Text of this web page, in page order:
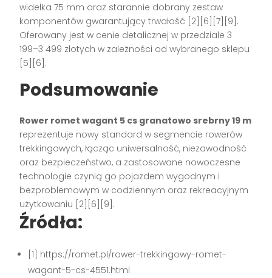
widełka 75 mm oraz starannie dobrany zestaw
komponentów gwarantujący trwałość [2][6][7][9] .
Oferowany jest w cenie detalicznej w przedziale 3
199–3 499 złotych w zależności od wybranego sklepu
[5][6] .
Podsumowanie
Rower romet wagant 5 cs granatowo srebrny 19 m
reprezentuje nowy standard w segmencie rowerów
trekkingowych, łącząc uniwersalność, niezawodność
oraz bezpieczeństwo, a zastosowane nowoczesne
technologie czynią go pojazdem wygodnym i
bezproblemowym w codziennym oraz rekreacyjnym
użytkowaniu [2][6][9] .
Źródła:
[1] https://romet.pl/rower-trekkingowy-romet-
wagant-5-cs-4551.html